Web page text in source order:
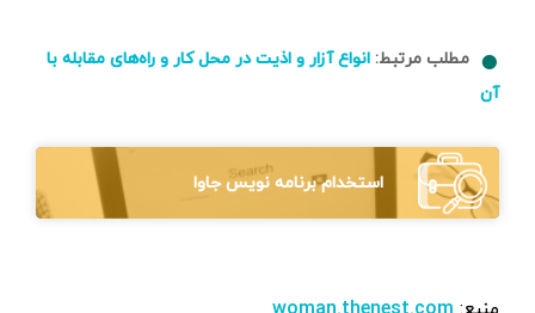
مطلب مرتبط: انواع آزار و اذیت در محل کار و راه‌های مقابله با
آن
استخدام برنامه نویس جاوا